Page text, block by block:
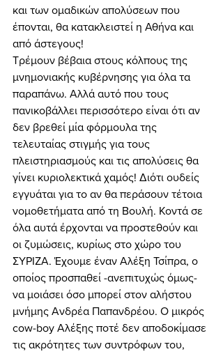
και των ομαδικών απολύσεων που
έπονται, θα κατακλειστεί η Αθήνα και
από άστεγους!
Τρέμουν βέβαια στους κόλπους της
μνημονιακής κυβέρνησης για όλα τα
παραπάνω. Αλλά αυτό που τους
πανικοβάλλει περισσότερο είναι ότι αν
δεν βρεθεί μία φόρμουλα της
τελευταίας στιγμής για τους
πλειστηριασμούς και τις απολύσεις θα
γίνει κυριολεκτικά χαμός! Διότι ουδείς
εγγυάται για το αν θα περάσουν τέτοια
νομοθετήματα από τη Βουλή. Κοντά σε
όλα αυτά έρχονται να προστεθούν και
οι ζυμώσεις, κυρίως στο χώρο του
ΣΥΡΙΖΑ. Έχουμε έναν Αλέξη Τσίπρα, ο
οποίος προσπαθεί -ανεπιτυχώς όμως-
να μοιάσει όσο μπορεί στον αλήστου
μνήμης Ανδρέα Παπανδρέου. Ο μικρός
cow-boy Αλέξης ποτέ δεν αποδοκίμασε
τις ακρότητες των συντρόφων του,